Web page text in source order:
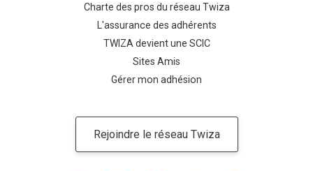
Charte des pros du réseau Twiza
L'assurance des adhérents
TWIZA devient une SCIC
Sites Amis
Gérer mon adhésion
Rejoindre le réseau Twiza